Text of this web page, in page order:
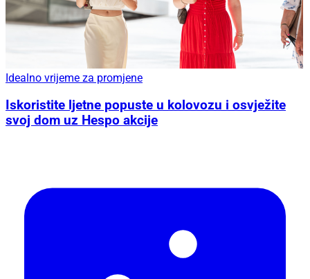
Idealno vrijeme za promjene
Iskoristite ljetne popuste u kolovozu i osvježite
svoj dom uz Hespo akcije